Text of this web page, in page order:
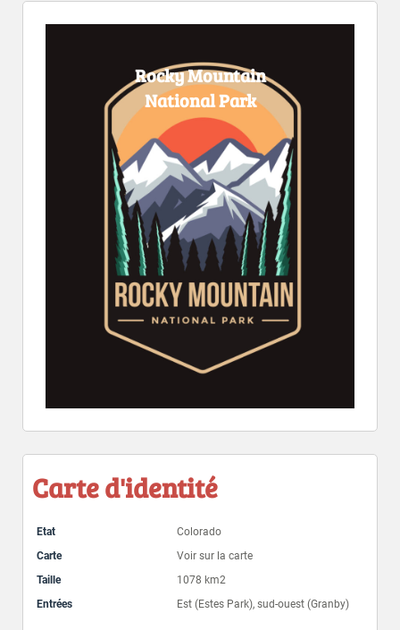
Rocky Mountain
National Park
Carte d'identité
Etat
Colorado
Carte
Voir sur la carte
Taille
1078 km2
Entrées
Est (Estes Park), sud-ouest (Granby)